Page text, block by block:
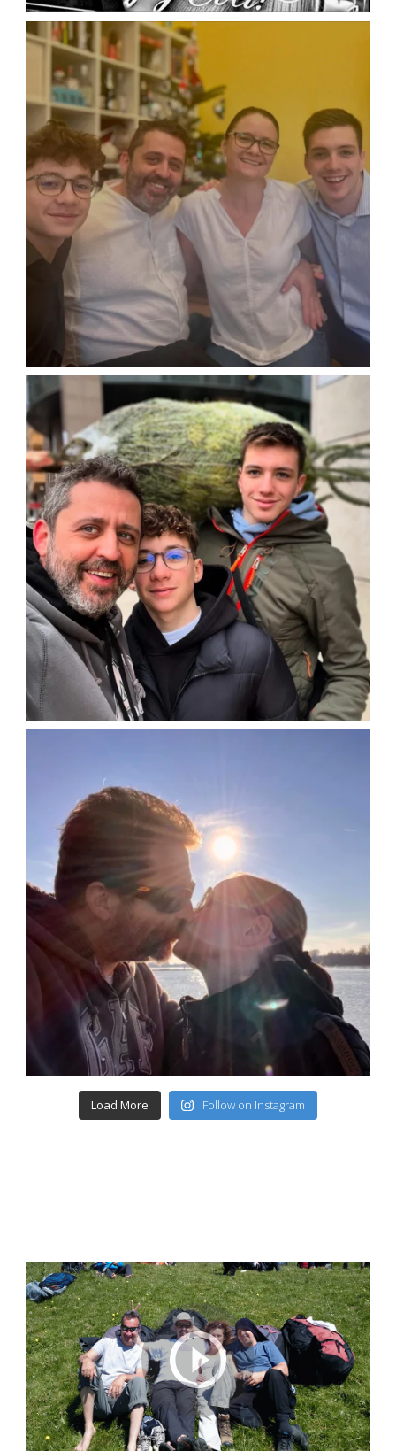
Load More Follow on Instagram